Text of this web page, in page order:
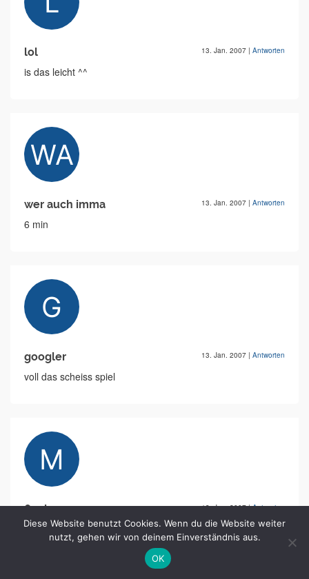
lol 13. Jan. 2007 | Antworten
is das leicht ^^
wer auch imma 13. Jan. 2007 | Antworten
6 min
googler 13. Jan. 2007 | Antworten
voll das scheiss spiel
6 min 13. Jan. 2007|Antworten
in 6 minuten fertig, tja linkshänder sind einfach die
schlausten!
Diese Website benutzt Cookies. Wenn du die Website weiter
nutzt, gehen wir von deinem Einverständnis aus.
OK